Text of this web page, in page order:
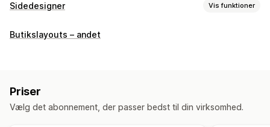
Sidedesigner Vis funktioner
Sidetyper
Sider med indkøbskurv
Sider med juridisk indhold Sider med priser
Butikslayouts – andet
Priser
Vælg det abonnement, der passer bedst til din virksomhed.